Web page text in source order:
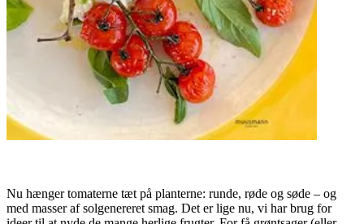
Nu hænger tomaterne tæt på planterne: runde, røde og søde – og
med masser af solgenereret smag. Det er lige nu, vi har brug for